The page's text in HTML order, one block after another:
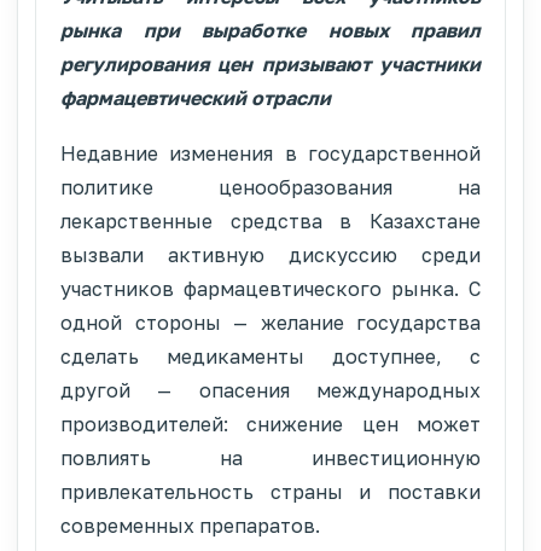
рынка при выработке новых правил
регулирования цен призывают участники
фармацевтический отрасли
Недавние изменения в государственной
политике ценообразования на
лекарственные средства в Казахстане
вызвали активную дискуссию среди
участников фармацевтического рынка. С
одной стороны — желание государства
сделать медикаменты доступнее, с
другой — опасения международных
производителей: снижение цен может
повлиять на инвестиционную
привлекательность страны и поставки
современных препаратов.